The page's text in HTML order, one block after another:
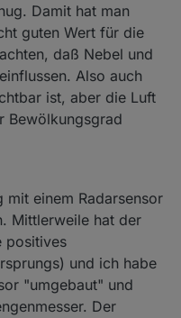
Damit hat man
guten Wert für die
daß Nebel und
Also auch
ist, aber die Luft
Bewölkungsgrad
mit einem Radarsensor
Mittlerweile hat der
positives
und ich habe
"umgebaut" und
Der